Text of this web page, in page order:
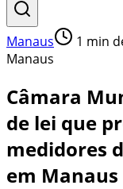
Manaus 1 min
Manaus
Câmara
de lei que
medidores
em Manaus